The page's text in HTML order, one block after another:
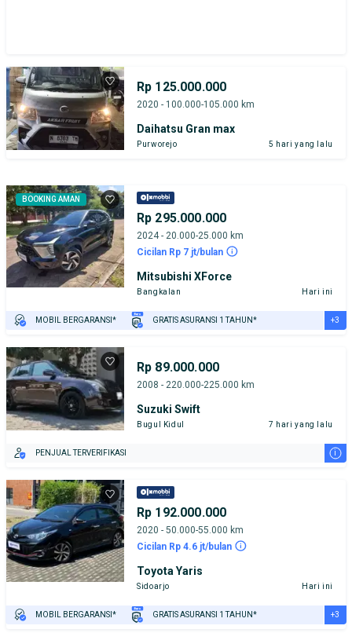
Rp 125.000.000
2020 - 100.000-105.000 km
Daihatsu Gran max
Purworejo 5 hari yang lalu
BOOKING AMAN
Rp 295.000.000
2024 - 20.000-25.000 km
Cicilan Rp 7 jt/bulan
Mitsubishi XForce
Bangkalan Hari ini
MOBIL BERGARANSI* GRATIS ASURANSI 1 TAHUN*
PENJUAL TERVERIFIKASI
+3
Rp 89.000.000
2008 - 220.000-225.000 km
Suzuki Swift
Bugul Kidul 7 hari yang lalu
PENJUAL TERVERIFIKASI i
Rp 192.000.000
2020 - 50.000-55.000 km
Cicilan Rp 4.6 jt/bulan
Toyota Yaris
Sidoarjo Hari ini
MOBIL BERGARANSI* GRATIS ASURANSI 1 TAHUN* +3